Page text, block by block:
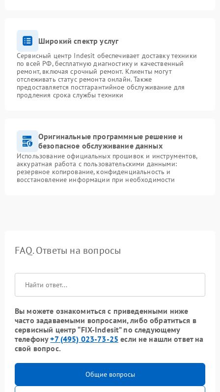
Широкий спектр услуг
Сервисный центр Indesit обеспечивает доставку техники
по всей РФ, бесплатную диагностику и качественный
ремонт, включая срочный ремонт. Клиенты могут
отслеживать статус ремонта онлайн. Также
предоставляется постгарантийное обслуживание для
продления срока службы техники
Оригинальные программные решение и
безопасное обслуживание данных
Использование официальных прошивок и инструментов,
аккуратная работа с пользовательскими данными:
резервное копирование, конфиденциальность и
восстановление информации при необходимости
FAQ. Ответы на вопросы
Вы можете ознакомиться с приведенными ниже
часто задаваемыми вопросами, либо обратиться в
сервисный центр “FIX-Indesit” по следующему
телефону+7 (495) 023-73-25 если не нашли ответ на
свой вопрос.
Общие вопросы